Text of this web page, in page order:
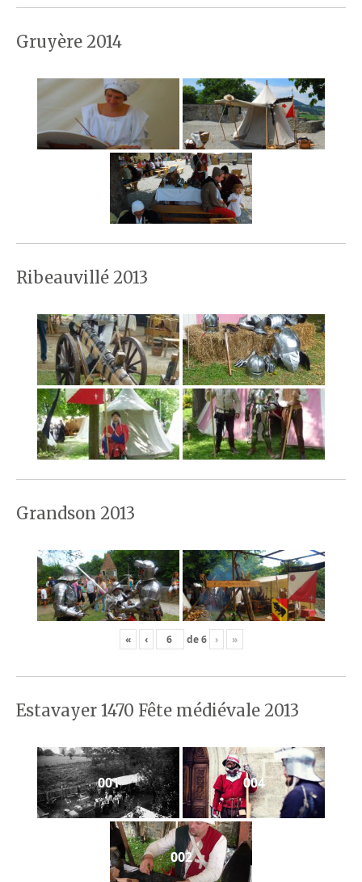
Gruyère 2014
Ribeauvillé 2013
Grandson 2013
« ‹ de6 › »
Estavayer 1470 Fête médiévale 2013
001 004
002